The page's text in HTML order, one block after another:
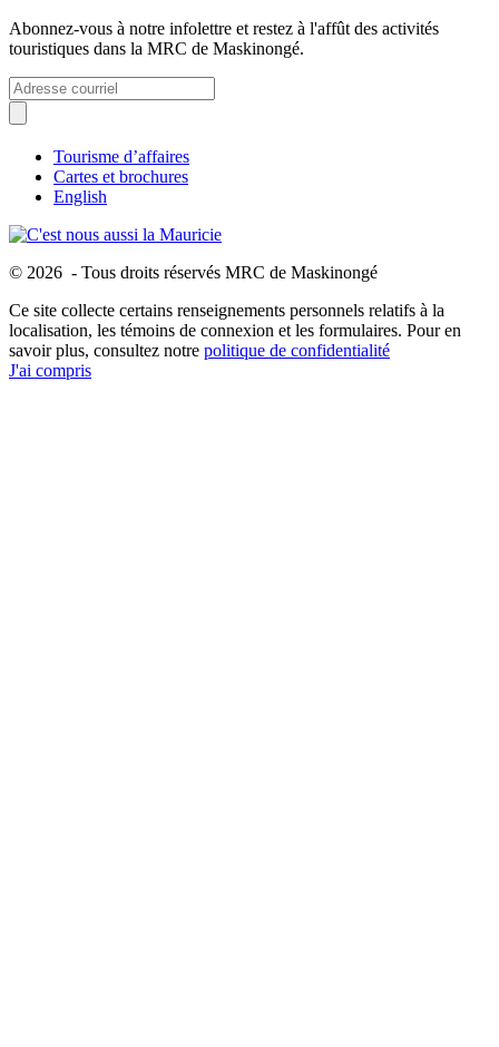
Abonnez-vous à notre infolettre et restez à l'affût des activités
touristiques dans la MRC de Maskinongé.
Tourisme d’affaires
Cartes et brochures
English
© 2026 - Tous droits réservés MRC de Maskinongé
Ce site collecte certains renseignements personnels relatifs à la
localisation, les témoins de connexion et les formulaires. Pour en
savoir plus, consultez notre politique de confidentialité
J'ai compris